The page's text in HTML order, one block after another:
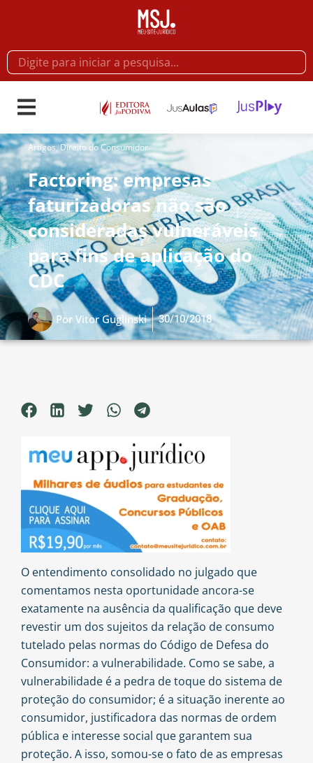
Artigos,Direito do Consumidor
Factoring: empresas
faturizadoras não são
consideradas vulneráveis
para fins de aplicação do
CDC
Por Vitor Guglinski 30/10/2018
O entendimento consolidado no julgado que
comentamos nesta oportunidade ancora-se
exatamente na ausência da qualificação que deve
revestir um dos sujeitos da relação de consumo
tutelado pelas normas do Código de Defesa do
Consumidor: a vulnerabilidade. Como se sabe, a
vulnerabilidade é a pedra de toque do sistema de
proteção do consumidor; é a situação inerente ao
consumidor, justificadora das normas de ordem
pública e interesse social que garantem sua
proteção. A isso, somou-se o fato de as empresas